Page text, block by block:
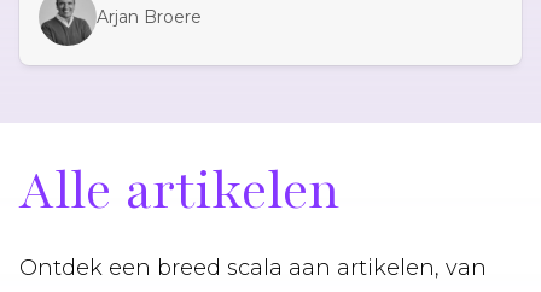
Arjan Broere
Alle artikelen
Ontdek een breed scala aan artikelen, van